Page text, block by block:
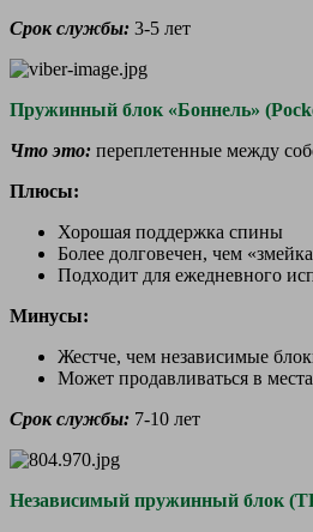
Срок службы: 3-5 лет
Пружинный блок «Боннель»
Что это: переплетенные между
Плюсы:
Хорошая поддержка спины
Более долговечен, чем
Подходит для ежедневного
Минусы:
Жестче, чем независимые
Может продавливаться в
Срок службы: 7-10 лет
Независимый пружинный блок